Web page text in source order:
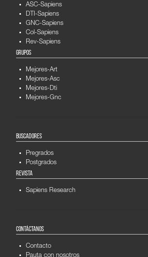
ASC-Sapiens
DTI-Sapiens
GNC-Sapiens
Col-Sapiens
Rev-Sapiens
GRUPOS
Mejores-Art
Mejores-Asc
Mejores-Dti
Mejores-Gnc
BUSCADORES
Pregrados
Postgrados
REVISTA
Sapiens Research
CONTÁCTANOS
Contacto